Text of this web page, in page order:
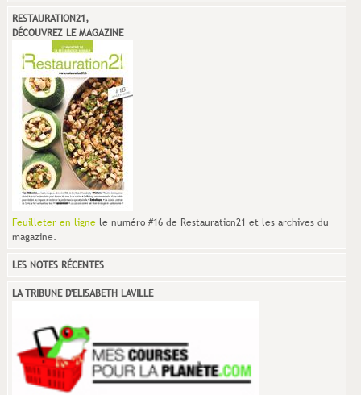
RESTAURATION21,
DÉCOUVREZ LE MAGAZINE
Feuilleter en ligne le numéro #16 de Restauration21 et les archives du
magazine.
LES NOTES RÉCENTES
LA TRIBUNE D'ELISABETH LAVILLE